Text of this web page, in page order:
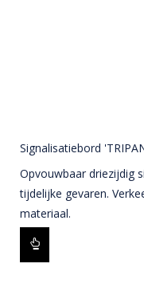
Signalisatiebord
Opvouwbaar driezijdig
tijdelijke gevaren.
materiaal.